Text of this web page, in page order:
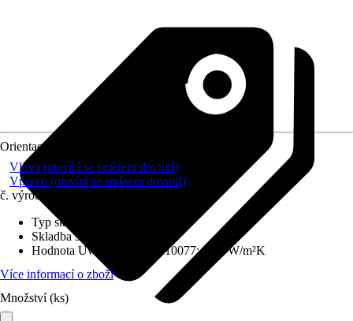
Orientace
Vlevo (otevírá se směrem dovnitř)
Vpravo (otevírá se směrem dovnitř)
č. výrobku
Typ skla
Skladba skla
Trojitě zasklené
Hodnota Uw dle DIN EN 10077:0,98 W/m²K
Více informací o zboží
Množství (ks)